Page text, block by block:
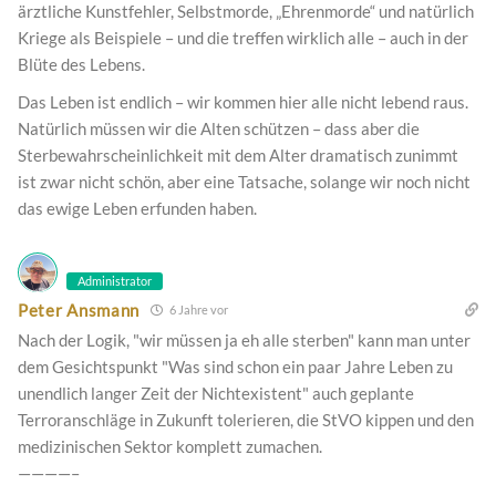
ärztliche Kunstfehler, Selbstmorde, „Ehrenmorde“ und natürlich
Kriege als Beispiele – und die treffen wirklich alle – auch in der
Blüte des Lebens.
Das Leben ist endlich – wir kommen hier alle nicht lebend raus.
Natürlich müssen wir die Alten schützen – dass aber die
Sterbewahrscheinlichkeit mit dem Alter dramatisch zunimmt
ist zwar nicht schön, aber eine Tatsache, solange wir noch nicht
das ewige Leben erfunden haben.
Administrator
Peter Ansmann 6 Jahre vor
Nach der Logik, "wir müssen ja eh alle sterben" kann man unter
dem Gesichtspunkt "Was sind schon ein paar Jahre Leben zu
unendlich langer Zeit der Nichtexistent" auch geplante
Terroranschläge in Zukunft tolerieren, die StVO kippen und den
medizinischen Sektor komplett zumachen.
————–